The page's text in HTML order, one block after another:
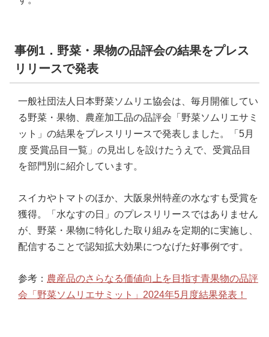
事例1．野菜・果物の品評会の結果をプレス
リリースで発表
一般社団法人日本野菜ソムリエ協会は、毎月開催してい
る野菜・果物、農産加工品の品評会「野菜ソムリエサミ
ット」の結果をプレスリリースで発表しました。「5月
度 受賞品目一覧」の見出しを設けたうえで、受賞品目
を部門別に紹介しています。
スイカやトマトのほか、大阪泉州特産の水なすも受賞を
獲得。「水なすの日」のプレスリリースではありません
が、野菜・果物に特化した取り組みを定期的に実施し、
配信することで認知拡大効果につなげた好事例です。
参考： 農産品のさらなる価値向上を目指す青果物の品評
会「野菜ソムリエサミット」2024年5月度結果発表！